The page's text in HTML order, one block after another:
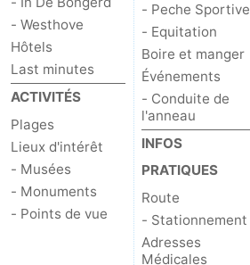
- Westhove
Hôtels
Last minutes
ACTIVITÉS
Plages
Lieux d'intérêt
- Musées
- Monuments
- Points de vue
- Peche Sportive
- Equitation
Boire et manger
Événements
- Conduite de
l'anneau
INFOS
PRATIQUES
Route
- Stationnement
Adresses
Médicales